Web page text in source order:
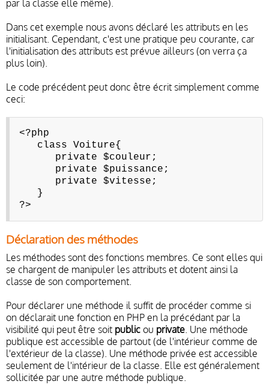
par la classe elle même).
Dans cet exemple nous avons déclaré les attributs en les
initialisant. Cependant, c'est une pratique peu courante, car
l'initialisation des attributs est prévue ailleurs (on verra ça
plus loin).
Le code précédent peut donc être écrit simplement comme
ceci:
<?php
class Voiture{
private $couleur;
private $puissance;
private $vitesse;
}
?>
Déclaration des méthodes
Les méthodes sont des fonctions membres. Ce sont elles qui
se chargent de manipuler les attributs et dotent ainsi la
classe de son comportement.
Pour déclarer une méthode il suffit de procéder comme si
on déclarait une fonction en PHP en la précédant par la
visibilité qui peut être soit public ou private. Une méthode
publique est accessible de partout (de l'intérieur comme de
l'extérieur de la classe). Une méthode privée est accessible
seulement de l'intérieur de la classe. Elle est généralement
sollicitée par une autre méthode publique.